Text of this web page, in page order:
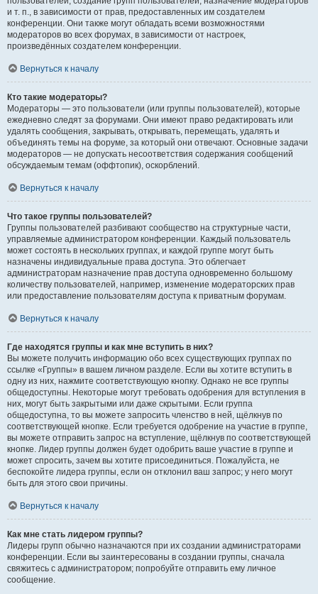
и т. п., в зависимости от прав, предоставленных им создателем
конференции. Они также могут обладать всеми возможностями
модераторов во всех форумах, в зависимости от настроек,
произведённых создателем конференции.
Вернуться к началу
Кто такие модераторы?
Модераторы — это пользователи (или группы пользователей), которые
ежедневно следят за форумами. Они имеют право редактировать или
удалять сообщения, закрывать, открывать, перемещать, удалять и
объединять темы на форуме, за который они отвечают. Основные задачи
модераторов — не допускать несоответствия содержания сообщений
обсуждаемым темам (оффтопик), оскорблений.
Вернуться к началу
Что такое группы пользователей?
Группы пользователей разбивают сообщество на структурные части,
управляемые администратором конференции. Каждый пользователь
может состоять в нескольких группах, и каждой группе могут быть
назначены индивидуальные права доступа. Это облегчает
администраторам назначение прав доступа одновременно большому
количеству пользователей, например, изменение модераторских прав
или предоставление пользователям доступа к приватным форумам.
Вернуться к началу
Где находятся группы и как мне вступить в них?
Вы можете получить информацию обо всех существующих группах по
ссылке «Группы» в вашем личном разделе. Если вы хотите вступить в
одну из них, нажмите соответствующую кнопку. Однако не все группы
общедоступны. Некоторые могут требовать одобрения для вступления в
них, могут быть закрытыми или даже скрытыми. Если группа
общедоступна, то вы можете запросить членство в ней, щёлкнув по
соответствующей кнопке. Если требуется одобрение на участие в группе,
вы можете отправить запрос на вступление, щёлкнув по соответствующей
кнопке. Лидер группы должен будет одобрить ваше участие в группе и
может спросить, зачем вы хотите присоединиться. Пожалуйста, не
беспокойте лидера группы, если он отклонил ваш запрос; у него могут
быть для этого свои причины.
Вернуться к началу
Как мне стать лидером группы?
Лидеры групп обычно назначаются при их создании администраторами
конференции. Если вы заинтересованы в создании группы, сначала
свяжитесь с администратором; попробуйте отправить ему личное
сообщение.